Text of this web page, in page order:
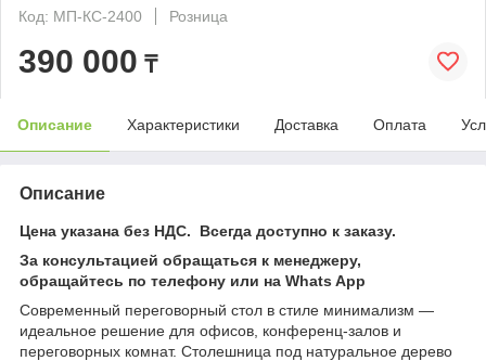
Код: МП-КС-2400
Розница
390 000 ₸
Описание Характеристики Доставка Оплата
Описание
Цена указана без НДС. Всегда доступно к заказу.
За консультацией обращаться к менеджеру,
обращайтесь по телефону или на Whats App
Современный переговорный стол в стиле минимализм —
идеальное решение для офисов, конференц-залов и
переговорных комнат. Столешница под натуральное дерево